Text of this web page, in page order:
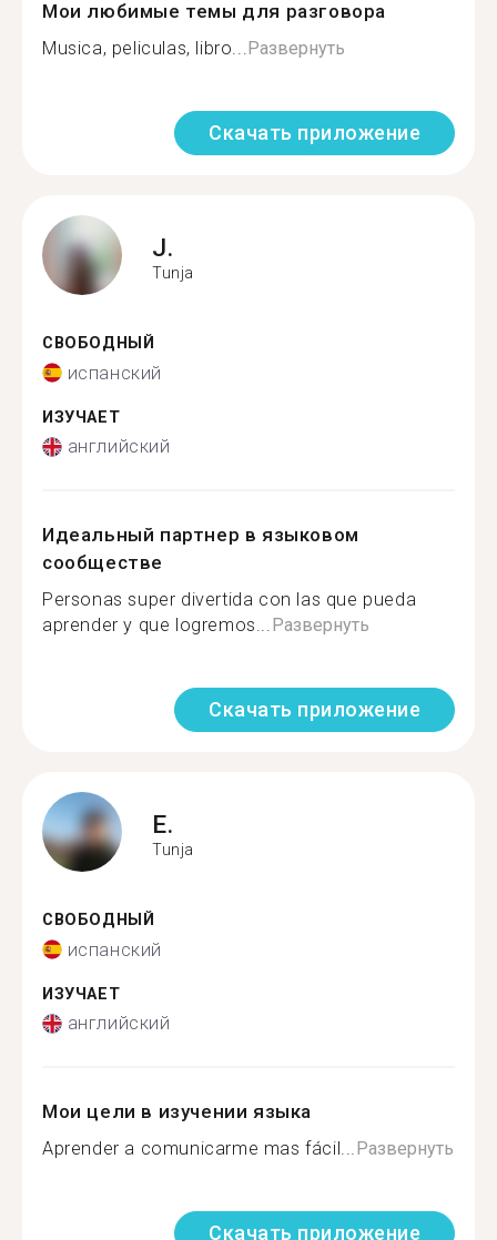
Мои любимые темы для разговора
Musica, peliculas, libro...Развернуть
Скачать приложение
J.
Tunja
СВОБОДНЫЙ
испанский
ИЗУЧАЕТ
английский
Идеальный партнер в языковом
сообществе
Personas super divertida con las que pueda
aprender y que logremos...Развернуть
Скачать приложение
E.
Tunja
СВОБОДНЫЙ
испанский
ИЗУЧАЕТ
английский
Мои цели в изучении языка
Aprender a comunicarme mas fácil...Развернуть
Скачать приложение